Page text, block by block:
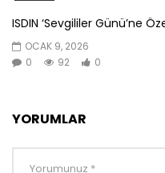
ISDIN ‘Sevgililer Günü’ne
OCAK 9, 2026
0
92 0
YORUMLAR